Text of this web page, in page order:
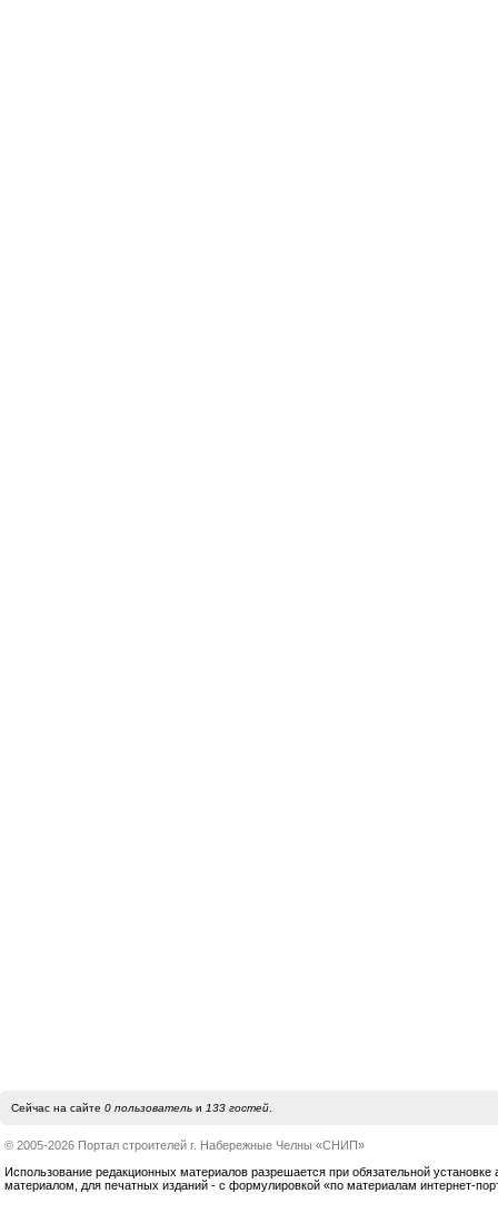
Сейчас на сайте 0 пользовательи 133 гостей.
© 2005-2026 Портал строителей г. Набережные Челны «СНИП»
Использование редакционных материалов разрешается при обязательной установке
материалом, для печатных изданий - с формулировкой «по материалам интернет-